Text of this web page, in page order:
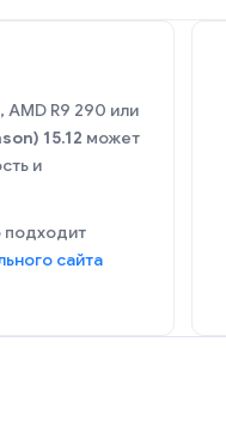
R9 290 или
15.12 может
и
подходит
сайта